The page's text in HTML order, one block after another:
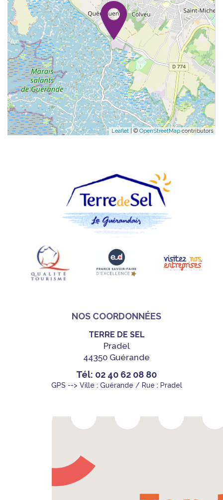
Leaflet | © OpenStreetMapcontributors
NOS COORDONNÉES
TERRE DE SEL
Pradel
44350 Guérande
Tél: 02 40 62 08 80
GPS --> Ville : Guérande / Rue : Pradel